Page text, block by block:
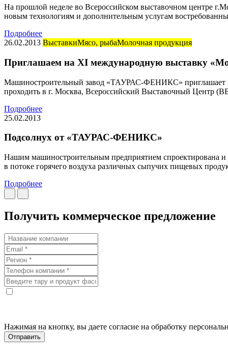
На прошлой неделе во Всероссийском выставочном центре
новым технологиям и дополнительным услугам
Подробнее
26.02.2013 ВыставкиМясо, рыбаМолочная продукция
Приглашаем на XI международную выставку
Машиностроительный завод «ТАУРАС-ФЕНИКС» приглашает
проходить в г. Москва, Всероссийский Выставочный Центр
Подробнее
25.02.2013
Подсолнух от «ТАУРАС-ФЕНИКС»
Нашим машиностроительным предприятием спроектирована и
в потоке горячего воздуха различных сыпучих пищевых
Подробнее
Получить коммерческое предложение
Нажимая на кнопку, вы даете согласие на обработку